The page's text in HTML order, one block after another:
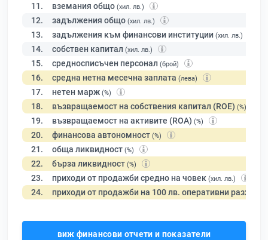
11. вземания общо (хил. лв.)
12. задължения общо (хил. лв.)
13. задължения към финансови институции (хил. лв.)
14. собствен капитал (хил. лв.)
15. средносписъчен персонал (брой)
16. средна нетна месечна заплата (лева)
17. нетен марж (%)
18. възвращаемост на собствения капитал (ROE) (%)
19. възвращаемост на активите (ROA) (%)
20. финансова автономност (%)
21. обща ликвидност (%)
22. бърза ликвидност (%)
23. приходи от продажби средно на човек (хил. лв.)
24. приходи от продажби на 100 лв. оперативни разходи
виж финансови отчети и показатели